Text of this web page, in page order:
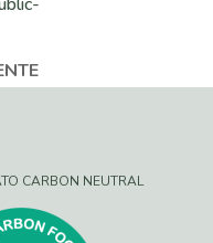
CARBON NEUTRAL